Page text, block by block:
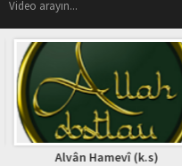
Alvân Hamevî (k.s)